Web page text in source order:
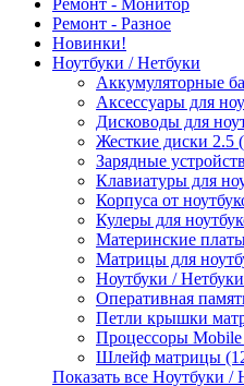
Ремонт - Монитор
Ремонт - Разное
Новинки!
Ноутбуки / Нетбуки
Аккумуляторные
Аксессуары для
Дисководы для
Жесткие диски 2.5
Зарядные
Клавиатуры для
Корпуса от
Кулеры для
Материнские
Матрицы для
Ноутбуки /
Оперативная
Петли крышки
Процессоры Mobile
Шлейф матрицы
Показать все Ноутбуки /